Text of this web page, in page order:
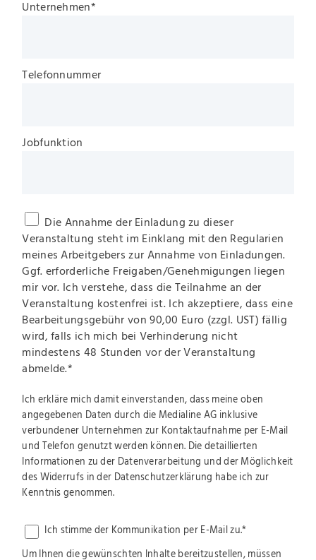
Unternehmen*
Telefonnummer
Jobfunktion
Die Annahme der Einladung zu dieser
Veranstaltung steht im Einklang mit den Regularien
meines Arbeitgebers zur Annahme von Einladungen.
Ggf. erforderliche Freigaben/Genehmigungen liegen
mir vor. Ich verstehe, dass die Teilnahme an der
Veranstaltung kostenfrei ist. Ich akzeptiere, dass eine
Bearbeitungsgebühr von 90,00 Euro (zzgl. UST) fällig
wird, falls ich mich bei Verhinderung nicht
mindestens 48 Stunden vor der Veranstaltung
abmelde.*
Ich erkläre mich damit einverstanden, dass meine oben
angegebenen Daten durch die Medialine AG inklusive
verbundener Unternehmen zur Kontaktaufnahme per E-Mail
und Telefon genutzt werden können. Die detaillierten
Informationen zu der Datenverarbeitung und der Möglichkeit
des Widerrufs in der Datenschutzerklärung habe ich zur
Kenntnis genommen.
Ich stimme der Kommunikation per E-Mail zu.*
Um Ihnen die gewünschten Inhalte bereitzustellen, müssen